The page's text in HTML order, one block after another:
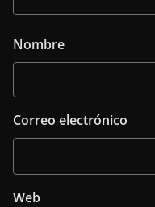
Nombre
Correo electrónico
Web